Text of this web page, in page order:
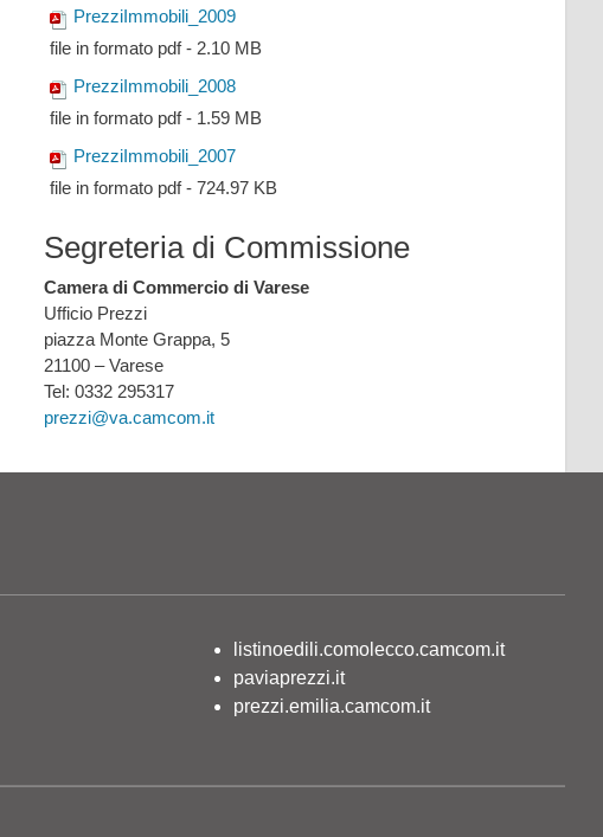
PrezziImmobili_2009
file in formato pdf - 2.10 MB
PrezziImmobili_2008
file in formato pdf - 1.59 MB
PrezziImmobili_2007
file in formato pdf - 724.97 KB
Segreteria di Commissione
Camera di Commercio di Varese
Ufficio Prezzi
piazza Monte Grappa, 5
21100 – Varese
Tel: 0332 295317
prezzi@va.camcom.it
listinoedili.comolecco.camcom.it
paviaprezzi.it
prezzi.emilia.camcom.it